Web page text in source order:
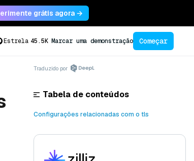
grátis agora →
Estrela 45.5K Marcar uma demonstração Começar
Traduzido por
Tabela de conteúdos
Configurações relacionadas com o tls